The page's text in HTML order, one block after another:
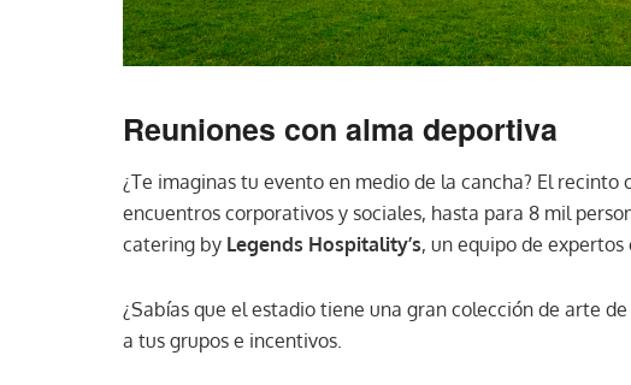
Reuniones con alma deportiva
¿Te imaginas tu evento en medio de la cancha? El
encuentros corporativos y sociales, hasta para 8 mil
catering by Legends Hospitality’s, un equipo de expertos
¿Sabías que el estadio tiene una gran colección de arte
a tus grupos e incentivos.